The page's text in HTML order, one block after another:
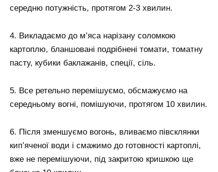
середню потужність, протягом 2-3 хвилин.
4. Викладаємо до м’яса нарізану соломкою
картоплю, бланшовані подрібнені томати, томатну
пасту, кубики баклажанів, спеції, сіль.
5. Все ретельно перемішуємо, обсмажуємо на
середньому вогні, помішуючи, протягом 10 хвилин.
6. Після зменшуємо вогонь, вливаємо півсклянки
кип’яченої води і смажимо до готовності картоплі,
вже не перемішуючи, під закритою кришкою ще